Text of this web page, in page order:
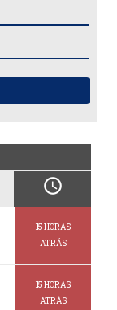
schedule
15 HORAS
ATRÁS
15 HORAS
ATRÁS